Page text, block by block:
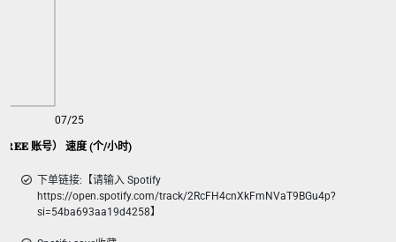
账号） 速度 (个/小时)
07/25
下单链接:【请输入 Spotify
https://open.spotify.com/track/2RcFH4cnXkFmNVaT9BGu4p?
si=54ba693aa19d4258】